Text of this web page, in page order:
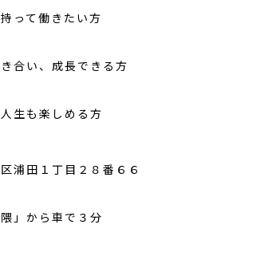
って働きたい方
合い、成長できる方
生も楽しめる方
浦田１丁目２８番６６
」から車で３分